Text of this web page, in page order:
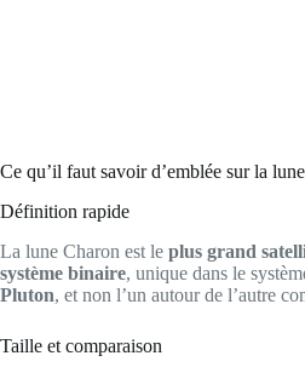
Ce qu’il faut savoir d’emblée sur la
Définition rapide
La lune Charon est le plus grand
système binaire, unique dans le
Pluton, et non l’un autour de l’autre
Taille et comparaison